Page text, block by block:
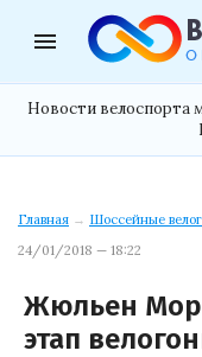
menu
Новости велоспорта
Главная → Шоссейные
24/01/2018 — 18:22
Жюльен
этап